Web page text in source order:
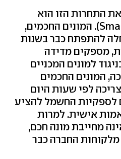
התחרות הזו הוא
המונה החכם (Smart Meter). המונים החכמים,
להתפתח כבר בשנות
מספקים מדידה
למונים המכניים
המונים החכמים
לפי שעות היום
לספקיות החשמל להציע
אישית. למרות
מחייבת מונה חכם,
הנתונים מראים כי 71% מלקוחות החברה כבר